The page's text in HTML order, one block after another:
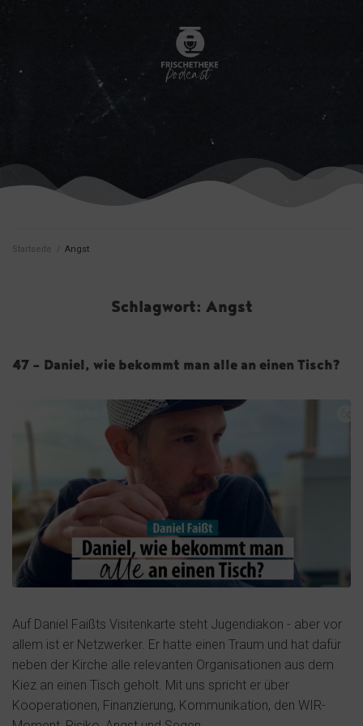
Startseite Angst
Schlagwort: Angst
47 – Daniel, wie bekommt man alle an einen Tisch?
Auf Daniel Faißts Visitenkarte steht Jugendiakon - aber vor
allem ist er Netzwerker. Er hatte einen Traum und hat dafür
neben der Kirche alle relevanten Organisationen aus dem
Kiez an einen Tisch geholt. Mit uns spricht er über
Kooperationen, Finanzierung, Kommunikation, den WIR-